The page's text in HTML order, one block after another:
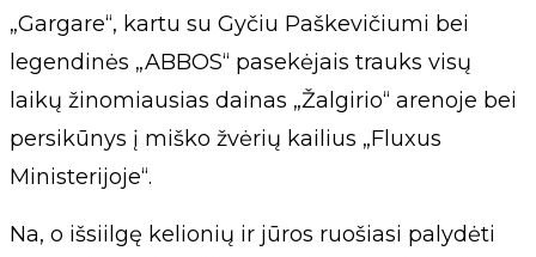
„Gargare“, kartu su Gyčiu Paškevičiumi bei
legendinės „ABBOS“ pasekėjais trauks visų
laikų žinomiausias dainas „Žalgirio“ arenoje bei
persikūnys į miško žvėrių kailius „Fluxus
Ministerijoje“.
Na, o išsiilgę kelionių ir jūros ruošiasi palydėti